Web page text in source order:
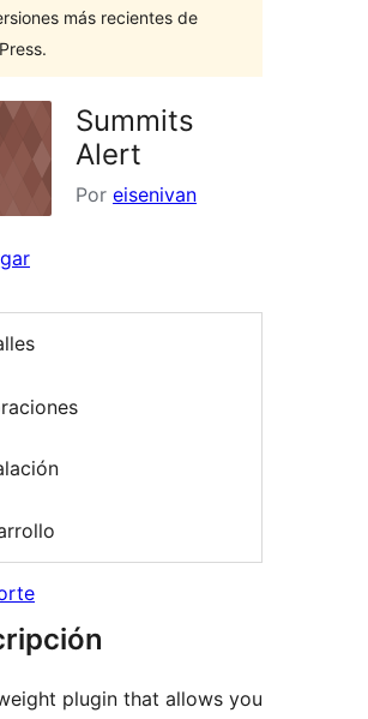
más recientes de
Summits
Alert
Por eisenivan
plugin that allows you